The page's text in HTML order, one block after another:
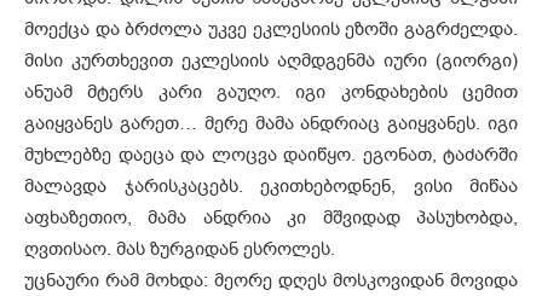
მოექცა და ბრძოლა უკვე ეკლესიის ეზოში გაგრძელდა.
მისი კურთხევით ეკლესიის აღმდგენმა იური (გიორგი)
ანუამ მტერს კარი გაუღო. იგი კონდახების ცემით
გაიყვანეს გარეთ… მერე მამა ანდრიაც გაიყვანეს. იგი
მუხლებზე დაეცა და ლოცვა დაიწყო. ეგონათ, ტაძარში
მალავდა ჯარისკაცებს. ეკითხებოდნენ, ვისი მიწაა
აფხაზეთიო, მამა ანდრია კი მშვიდად პასუხობდა,
ღვთისაო. მას ზურგიდან ესროლეს.
უცნაური რამ მოხდა: მეორე დღეს მოსკოვიდან მოვიდა